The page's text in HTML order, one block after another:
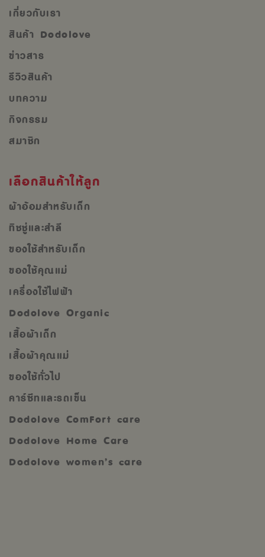
เกี่ยวกับเรา
สินค้า Dodolove
ข่าวสาร
รีวิวสินค้า
บทความ
กิจกรรม
สมาชิก
เลือกสินค้าให้ลูก
ผ้าอ้อมสำหรับเด็ก
ทิชชู่และสำลี
ของใช้สำหรับเด็ก
ของใช้คุณแม่
เครื่องใช้ไฟฟ้า
Dodolove Organic
เสื้อผ้าเด็ก
เสื้อผ้าคุณแม่
ของใช้ทั่วไป
คาร์ซีทและรถเข็น
Dodolove ComFort care
Dodolove Home Care
Dodolove women’s care